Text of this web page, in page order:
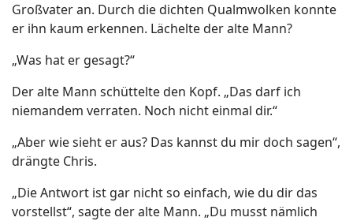
Großvater an. Durch die dichten Qualmwolken konnte
er ihn kaum erkennen. Lächelte der alte Mann?
„Was hat er gesagt?“
Der alte Mann schüttelte den Kopf. „Das darf ich
niemandem verraten. Noch nicht einmal dir.“
„Aber wie sieht er aus? Das kannst du mir doch sagen“,
drängte Chris.
„Die Antwort ist gar nicht so einfach, wie du dir das
vorstellst“, sagte der alte Mann. „Du musst nämlich